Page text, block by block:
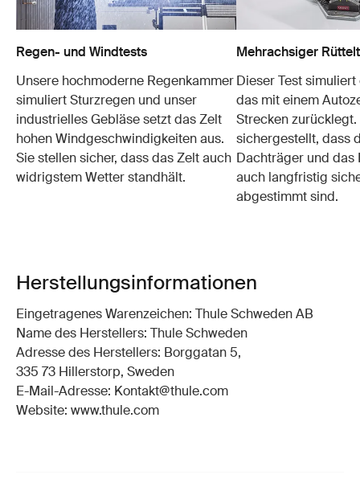
Regen- und Windtests
Unsere hochmoderne Regenkammer
simuliert Sturzregen und unser
industrielles Gebläse setzt das Zelt
hohen Windgeschwindigkeiten aus.
Sie stellen sicher, dass das Zelt auch
widrigstem Wetter standhält.
Mehrachsiger
Dieser Test
das mit einem
Strecken
sichergestellt, dass
Dachträger und das
auch langfristig
abgestimmt sind.
Herstellungsinformationen
Eingetragenes Warenzeichen: Thule Schweden AB
Name des Herstellers: Thule Schweden
Adresse des Herstellers: Borggatan 5,
335 73 Hillerstorp, Sweden
E-Mail-Adresse: Kontakt@thule.com
Website: www.thule.com